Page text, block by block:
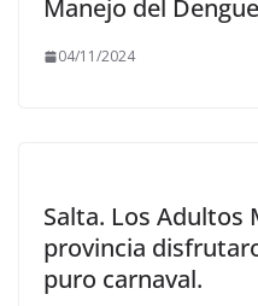
Manejo del Dengue
04/11/2024
Salta. Los Adultos
provincia
puro carnaval.